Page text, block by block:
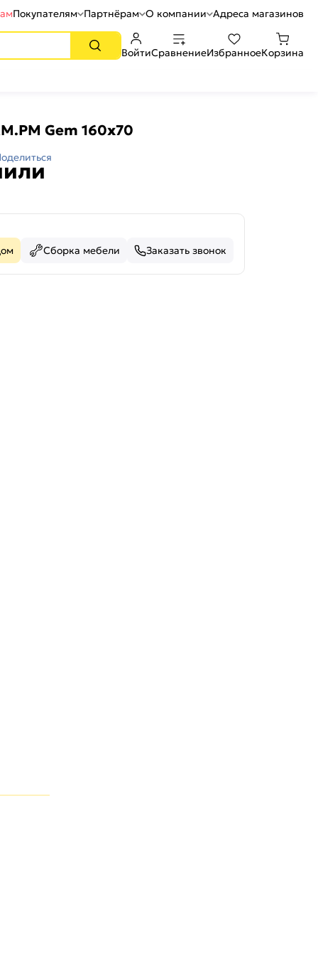
Покупателям Партнёрам О компании Адреса магазинов
ВойтиСравнениеИзбранноеКорзина
Gem 160х70
Сборка мебели Заказать звонок